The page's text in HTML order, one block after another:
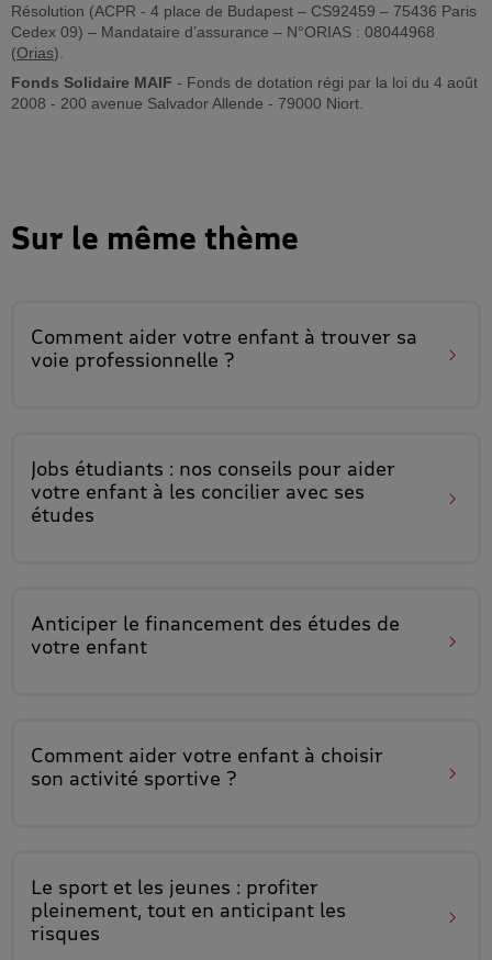
Résolution (ACPR - 4 place de Budapest – CS92459 – 75436 Paris
Cedex 09) – Mandataire d’assurance – N°ORIAS : 08044968
(Orias).
Fonds Solidaire MAIF - Fonds de dotation régi par la loi du 4 août
2008 - 200 avenue Salvador Allende - 79000 Niort.
Sur le même thème
Comment aider votre enfant à trouver sa
voie professionnelle ?
Jobs étudiants : nos conseils pour aider
votre enfant à les concilier avec ses
études
Anticiper le financement des études de
votre enfant
Comment aider votre enfant à choisir
son activité sportive ?
Le sport et les jeunes : profiter
pleinement, tout en anticipant les
risques